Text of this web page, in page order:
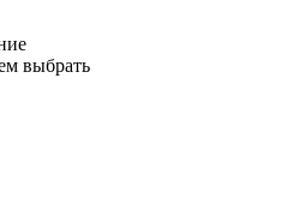
выбрать